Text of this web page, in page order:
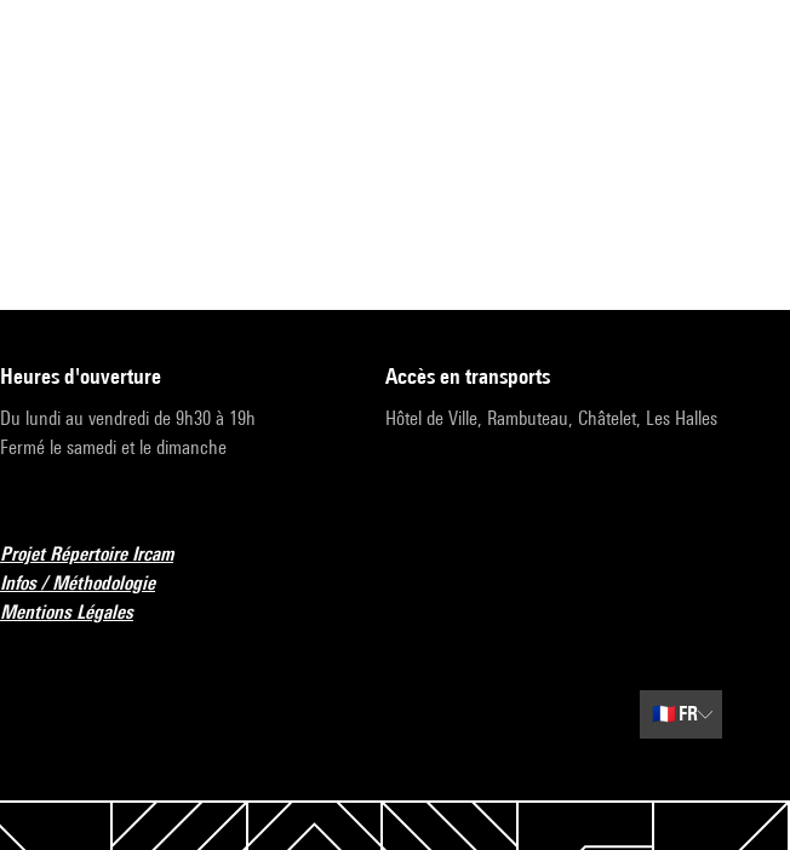
heures d'ouverture
Du lundi au vendredi de 9h30 à 19h
Fermé le samedi et le dimanche
accès en transports
Hôtel de Ville, Rambuteau, Châtelet, Les Halles
Projet Répertoire Ircam
Infos / Méthodologie
Mentions Légales
🇫🇷 FR